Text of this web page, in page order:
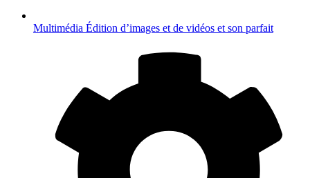
Multimédia Édition d’images et de vidéos et son parfait